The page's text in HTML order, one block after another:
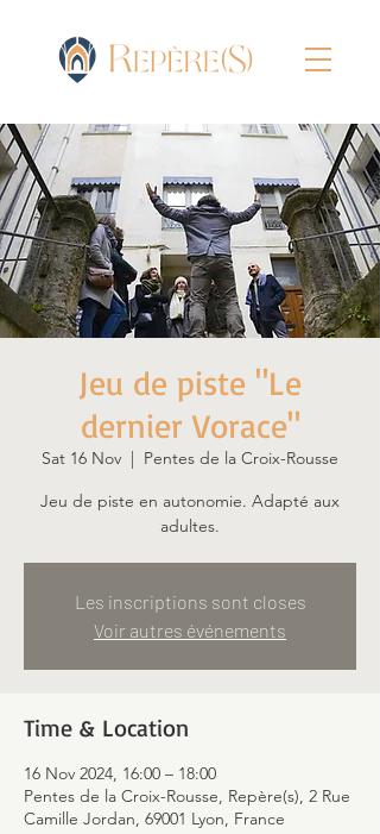
Jeu de piste "Le
dernier Vorace"
Sat 16 Nov
  |
Pentes de la Croix-Rousse
Jeu de piste en autonomie. Adapté aux
adultes.
Les inscriptions sont closes
Voir autres événements
Time & Location
16 Nov 2024, 16:00 – 18:00
Pentes de la Croix-Rousse, Repère(s), 2 Rue
Camille Jordan, 69001 Lyon, France